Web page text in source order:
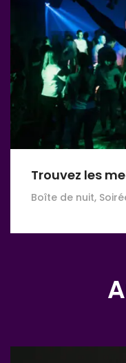
Trouvez les
Boîte de nuit,